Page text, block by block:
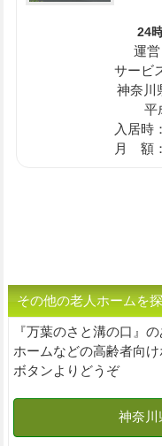
24
運
サービ
神奈川
平
入居時
月 額
その他の老人ホームを
『万葉のさと溝の口』
ホームなどの高齢者向
ボタンよりどうぞ